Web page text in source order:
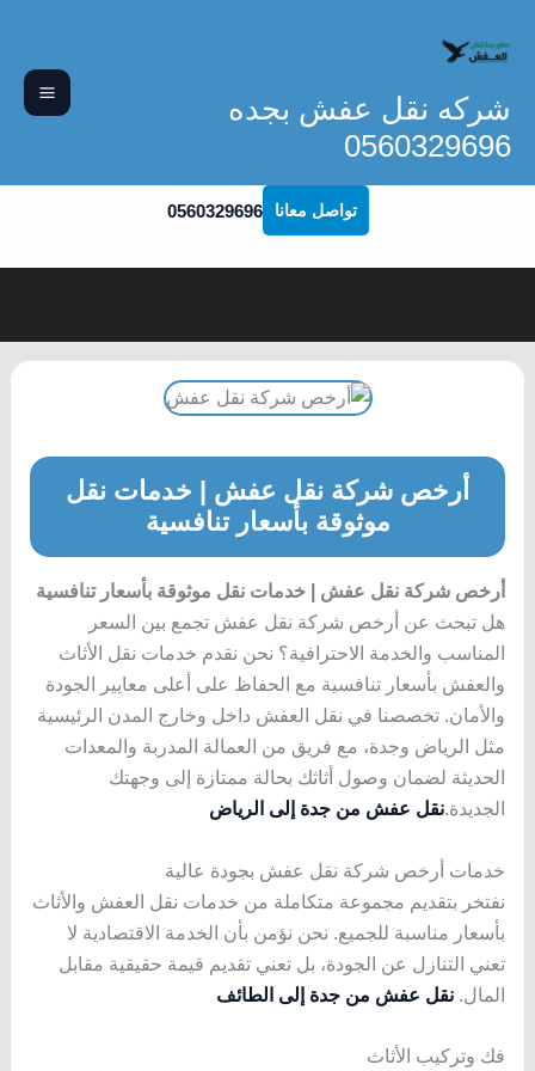
شركه نقل عفش بجده
0560329696
تواصل معانا 0560329696
أرخص شركة نقل عفش | خدمات نقل
موثوقة بأسعار تنافسية
أرخص شركة نقل عفش | خدمات نقل موثوقة بأسعار تنافسية
هل تبحث عن أرخص شركة نقل عفش تجمع بين السعر
المناسب والخدمة الاحترافية؟ نحن نقدم خدمات نقل الأثاث
والعفش بأسعار تنافسية مع الحفاظ على أعلى معايير الجودة
والأمان. تخصصنا في نقل العفش داخل وخارج المدن الرئيسية
مثل الرياض وجدة، مع فريق من العمالة المدربة والمعدات
الحديثة لضمان وصول أثاثك بحالة ممتازة إلى وجهتك
الجديدة.نقل عفش من جدة إلى الرياض
خدمات أرخص شركة نقل عفش بجودة عالية
نفتخر بتقديم مجموعة متكاملة من خدمات نقل العفش والأثاث
بأسعار مناسبة للجميع. نحن نؤمن بأن الخدمة الاقتصادية لا
تعني التنازل عن الجودة، بل تعني تقديم قيمة حقيقية مقابل
المال. نقل عفش من جدة إلى الطائف
فك وتركيب الأثاث